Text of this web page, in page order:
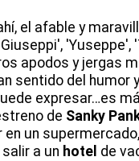
el afable y
'Yuseppe',
apodos y jergas
sentido del humor
expresar…es
de Sanky
un
a un hotel de